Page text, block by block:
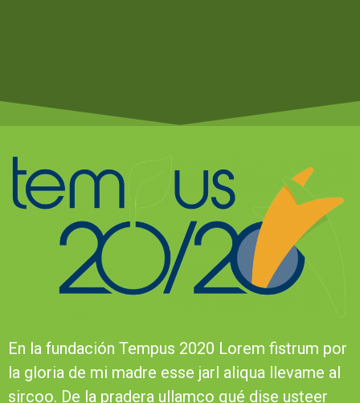
En la fundación Tempus 2020 Lorem fistrum por
la gloria de mi madre esse jarl aliqua llevame al
sircoo. De la pradera ullamco qué dise usteer